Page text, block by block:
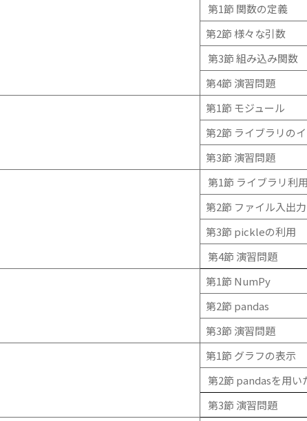
第1節 関数の定義
第2節 様々な引数
第3節 組み込み関数
第4節 演習問題
第1節 モジュール
第2節 ライブラリの
第3節 演習問題
第1節 ライブラリ利
第2節 ファイル入出力
第3節 pickleの利用
第4節 演習問題
第1節 NumPy
第2節 pandas
第3節 演習問題
第1節 グラフの表示
第2節 pandasを用い
第3節 演習問題